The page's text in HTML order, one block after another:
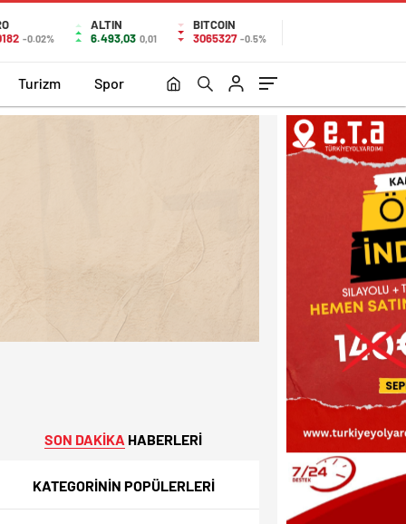
-0.02%
ALTIN
6.493,03 0,01
BITCOIN
3065327 -0.5%
Turizm Spor
SON DAKİKA HABERLERİ
KATEGORİNİN POPÜLERLERİ